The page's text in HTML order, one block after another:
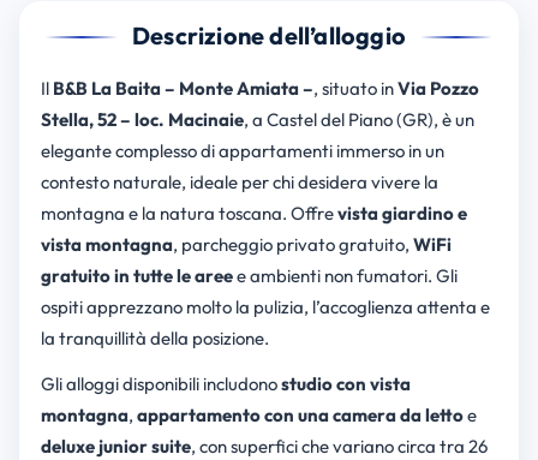
Descrizione dell’alloggio
Il B&B La Baita – Monte Amiata –, situato inVia Pozzo
Stella, 52 – loc. Macinaie, a Castel del Piano (GR), è un
elegante complesso di appartamenti immerso in un
contesto naturale, ideale per chi desidera vivere la
montagna e la natura toscana. Offrevista giardino e
vista montagna, parcheggio privato gratuito, WiFi
gratuito in tutte le areee ambienti non fumatori. Gli
ospiti apprezzano molto la pulizia, l’accoglienza attenta e
la tranquillità della posizione.
Gli alloggi disponibili includonostudio con vista
montagna, appartamento con una camera da lettoe
deluxe junior suite, con superfici che variano circa tra 26